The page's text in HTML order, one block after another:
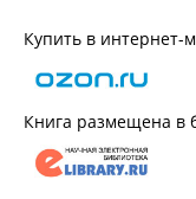
Купить в интернет-
Книга размещена в